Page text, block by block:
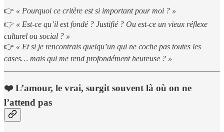
👉 « Pourquoi ce critère est si important pour moi ? »
👉 « Est-ce qu’il est fondé ? Justifié ? Ou est-ce un vieux réflexe
culturel ou social ? »
👉 « Et si je rencontrais quelqu’un qui ne coche pas toutes les
cases… mais qui me rend profondément heureuse ? »
❤️ L’amour, le vrai, surgit souvent là où on ne
l’attend pas